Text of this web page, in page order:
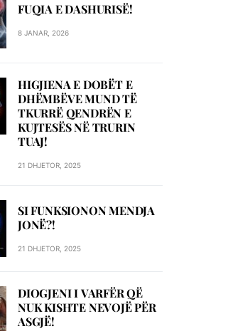
FUQIA E DASHURISË!
8 JANAR, 2026
HIGJIENA E DOBËT E
DHËMBËVE MUND TË
TKURRË QENDRËN E
KUJTESËS NË TRURIN
TUAJ!
21 DHJETOR, 2025
SI FUNKSIONON MENDJA
JONË?!
21 DHJETOR, 2025
DIOGJENI I VARFËR QË
NUK KISHTE NEVOJË PËR
ASGJË!